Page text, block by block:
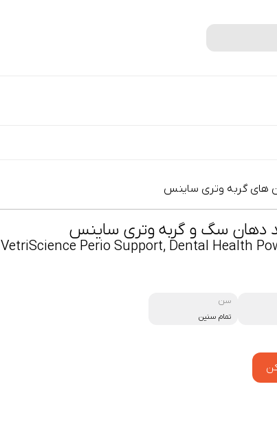
های گربه وتری ساینس
دهان سگ و گربه وتری ساینس
VetriScience Perio Support, Dental Health
سن
تمام سنین